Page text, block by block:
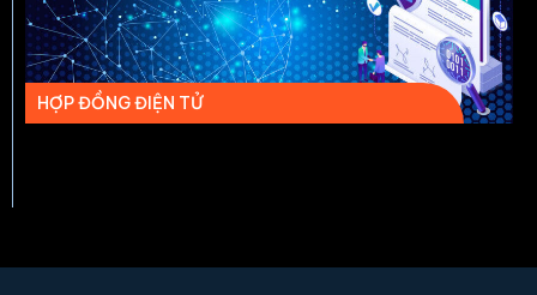
HỢP ĐỒNG ĐIỆN TỬ